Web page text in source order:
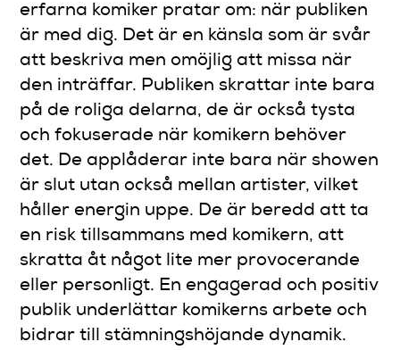
erfarna komiker pratar om: när publiken
är med dig. Det är en känsla som är svår
att beskriva men omöjlig att missa när
den inträffar. Publiken skrattar inte bara
på de roliga delarna, de är också tysta
och fokuserade när komikern behöver
det. De applåderar inte bara när showen
är slut utan också mellan artister, vilket
håller energin uppe. De är beredd att ta
en risk tillsammans med komikern, att
skratta åt något lite mer provocerande
eller personligt. En engagerad och positiv
publik underlättar komikerns arbete och
bidrar till stämningshöjande dynamik.